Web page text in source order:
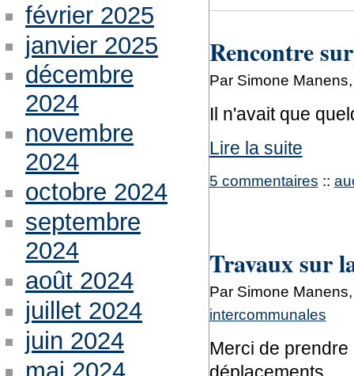
Rencontre
Par Simone
Il n'avait que
Lire la suite
5 commentaires ::
Travaux sur
Par Simone
intercommunales
Merci de
février 2025
janvier 2025
décembre
2024
novembre
2024
octobre 2024
septembre
2024
août 2024
juillet 2024
juin 2024